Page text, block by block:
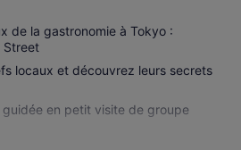
de la gastronomie à Tokyo :
Street
locaux et découvrez leurs secrets
en petit visite de groupe